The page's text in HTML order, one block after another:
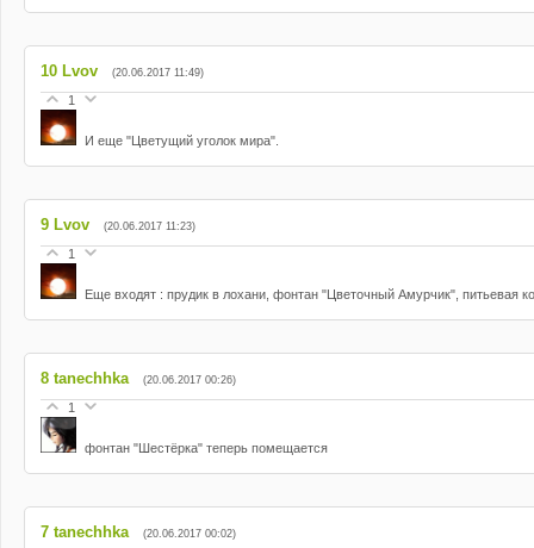
10 Lvov (20.06.2017 11:49)
1
И еще "Цветущий уголок мира".
9 Lvov (20.06.2017 11:23)
1
Еще входят : прудик в лохани, фонтан "Цветочный Амурчик", питьевая
8 tanechhka (20.06.2017 00:26)
1
фонтан "Шестёрка" теперь помещается
7 tanechhka (20.06.2017 00:02)